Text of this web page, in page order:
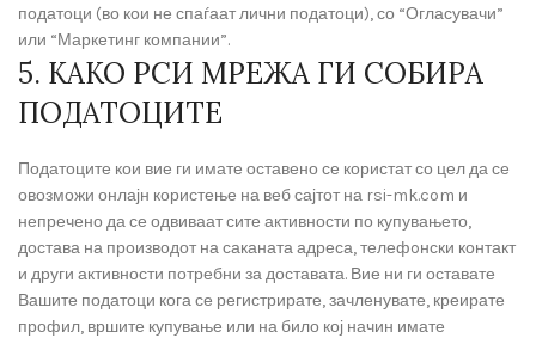
податоци (во кои не спаѓаат лични податоци), со “Огласувачи”
или “Маркетинг компании”.
5. КАКО РСИ МРЕЖА ГИ СОБИРА
ПОДАТОЦИТЕ
Податоците кои вие ги имате оставено се користат со цел да се
овозможи онлајн користење на веб сајтот на rsi-mk.com и
непречено да се одвиваат сите активности по купувањето,
достава на производот на саканата адреса, телефoнски контакт
и други активности потребни за доставата. Вие ни ги оставате
Вашите податоци кога се регистрирате, зачленувате, креирате
профил, вршите купување или на било кој начин имате